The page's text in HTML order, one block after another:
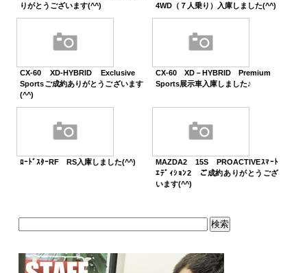
りがとうございます(^^)
4WD（７人乗り）入庫しました(^^)
CX-60 XD-HYBRID Exclusive
Sportsご成約ありがとうございます
(^^)
CX-60 XD－HYBRID Premium
Sports展示車入庫しました♪
ﾛｰﾄﾞｽﾀｰRF RS入庫しました(^^)
MAZDA2 15S PROACTIVEｽﾏｰﾄ
ｴﾃﾞｨｼｮﾝ2 ご成約ありがとうござ
います(^^)